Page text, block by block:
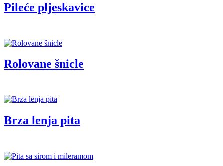
Pileće pljeskavice
Rolovane šnicle
Brza lenja pita